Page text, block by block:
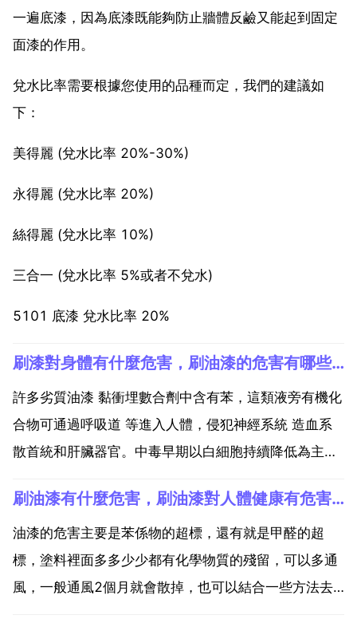
一遍底漆，因為底漆既能夠防止牆體反鹼又能起到固定
面漆的作用。
兌水比率需要根據您使用的品種而定，我們的建議如
下：
美得麗 (兌水比率 20%-30%)
永得麗 (兌水比率 20%)
絲得麗 (兌水比率 10%)
三合一 (兌水比率 5%或者不兌水)
5101 底漆 兌水比率 20%
刷漆對身體有什麼危害，刷油漆的危害有哪些？
許多劣質油漆 黏衝埋數合劑中含有苯，這類液旁有機化
合物可通過呼吸道 等進入人體，侵犯神經系統 造血系
散首統和肝臟器官。中毒早期以白細胞持續降低為主，
或再生障礙性貧血。長期接觸油漆對身體到底有什麼影
響？專家稱，大多數油漆具有高度親脂性，極易通過細
胞膜...
刷油漆有什麼危害，刷油漆對人體健康有危害嗎？危害有多大？
油漆的危害主要是苯係物的超標，還有就是甲醛的超
標，塗料裡面多多少少都有化學物質的殘留，可以多通
風，一般通風2個月就會散掉，也可以結合一些方法去